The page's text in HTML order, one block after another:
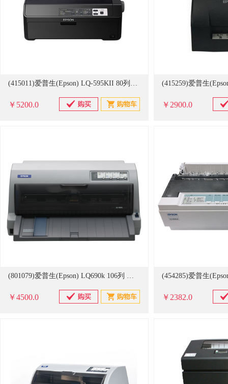
(415011)爱普生(Epson) LQ-595KII 80列高速卷筒 针式打印机 黑色(单位：台)
￥5200.0 ￥2900.0
(801079)爱普生(Epson) LQ690k 106列 针式打印机 灰色(单位：台)
￥4500.0 ￥2382.0